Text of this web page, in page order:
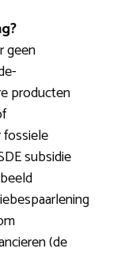
geen
producten
subsidie
(de